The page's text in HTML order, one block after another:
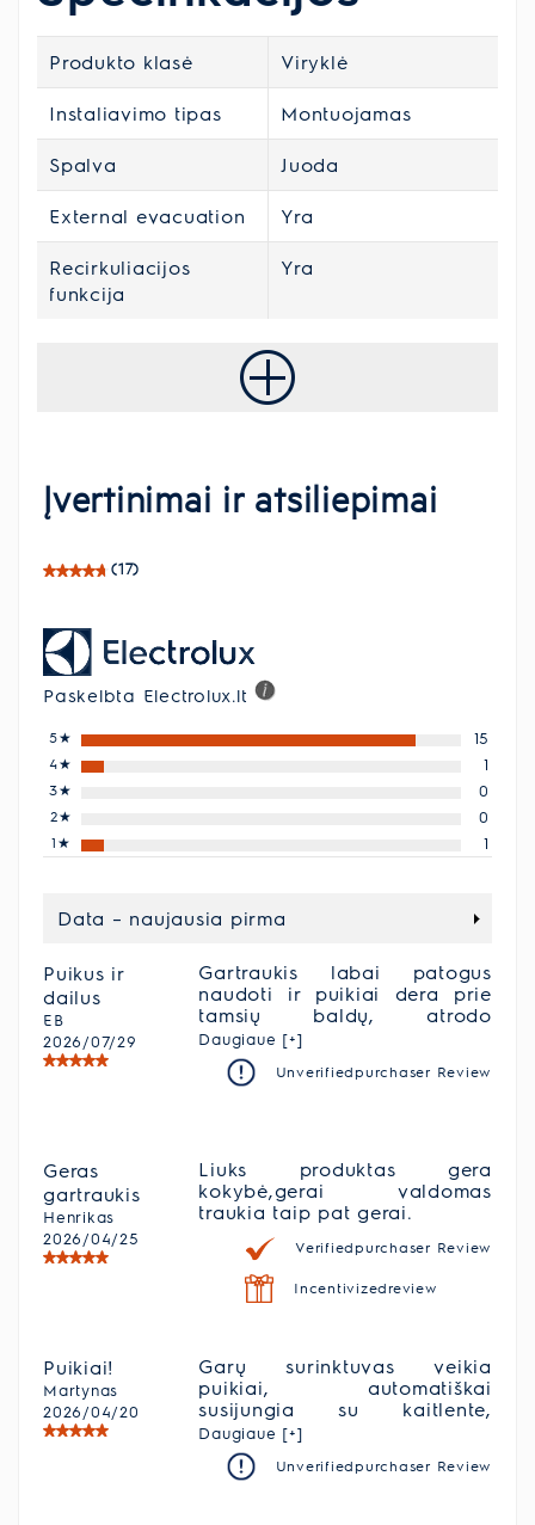
Produkto klasė Viryklė
Instaliavimo tipas Montuojamas
Spalva Juoda
External evacuation Yra
Recirkuliacijos
funkcija
Yra
Įvertinimai ir atsiliepimai
(17)
Paskelbta Electrolux.lt
5★ 15
4★ 1
3★ 0
2★ 0
1★ 1
Data – naujausia pirma
Puikus ir
dailus
EB
2026/07/29
Gartraukis labai patogus
naudoti ir puikiai dera prie
tamsių baldų, atrodo
moderniai, lengvai
reguliuojasi, veikia be
priekaištų, vertas savo
Daugiaue [+]
Unverifiedpurchaser Review
Geras
gartraukis
Henrikas
2026/04/25
Liuks produktas gera
kokybė,gerai valdomas
traukia taip pat gerai.
Verifiedpurchaser Review
Incentivizedreview
Puikiai!
Martynas
2026/04/20
Garų surinktuvas veikia
puikiai, automatiškai
susijungia su kaitlente,
reguliuoja pats intensyvumą
pagal poreikį. Super!
Daugiaue [+]
Unverifiedpurchaser Review